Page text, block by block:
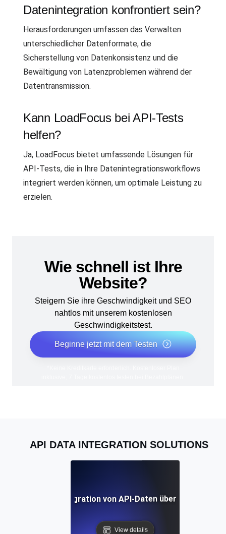
Datenintegration konfrontiert sein?
Herausforderungen umfassen das Verwalten
unterschiedlicher Datenformate, die
Sicherstellung von Datenkonsistenz und die
Bewältigung von Latenzproblemen während der
Datentransmission.
Kann LoadFocus bei API-Tests
helfen?
Ja, LoadFocus bietet umfassende Lösungen für
API-Tests, die in Ihre Datenintegrationsworkflows
integriert werden können, um optimale Leistung zu
erzielen.
Wie schnell ist Ihre
Website?
Steigern Sie ihre Geschwindigkeit und SEO
nahtlos mit unserem kostenlosen
Geschwindigkeitstest.
Beginne jetzt mit dem Testen
API DATA INTEGRATION SOLUTIONS
für die Integration von API-Daten über
View details